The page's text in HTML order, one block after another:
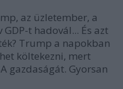
az üzletember, a
t hadovál... És azt
Trump a napokban
költekezni, mert
gazdaságát. Gyorsan